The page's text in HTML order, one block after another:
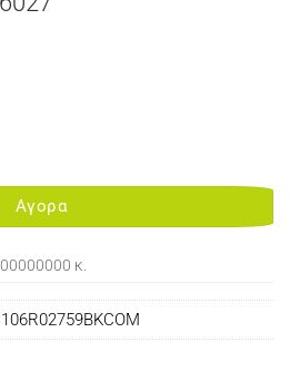
TONER BLACK 2K FOR USE IN
Αγορα
κ.